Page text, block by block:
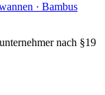
· Bambus
nach §19